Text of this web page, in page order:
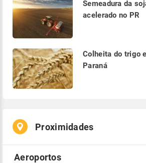
Semeadura da
acelerado no PR
Colheita do trigo
Paraná
Proximidades